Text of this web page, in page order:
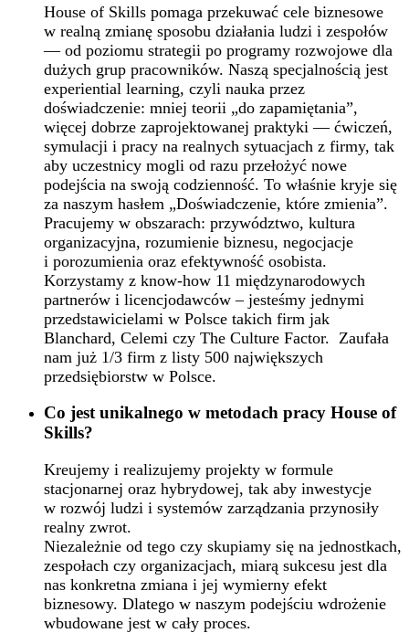
House of Skills pomaga przekuwać cele biznesowe
w realną zmianę sposobu działania ludzi i zespołów
— od poziomu strategii po programy rozwojowe dla
dużych grup pracowników. Naszą specjalnością jest
experiential learning, czyli nauka przez
doświadczenie: mniej teorii „do zapamiętania”,
więcej dobrze zaprojektowanej praktyki — ćwiczeń,
symulacji i pracy na realnych sytuacjach z firmy, tak
aby uczestnicy mogli od razu przełożyć nowe
podejścia na swoją codzienność. To właśnie kryje się
za naszym hasłem „Doświadczenie, które zmienia”.
Pracujemy w obszarach: przywództwo, kultura
organizacyjna, rozumienie biznesu, negocjacje
i porozumienia oraz efektywność osobista.
Korzystamy z know-how 11 międzynarodowych
partnerów i licencjodawców – jesteśmy jednymi
przedstawicielami w Polsce takich firm jak
Blanchard, Celemi czy The Culture Factor. Zaufała
nam już 1/3 firm z listy 500 największych
przedsiębiorstw w Polsce.
Co jest unikalnego w metodach pracy House of
Skills?
Kreujemy i realizujemy projekty w formule
stacjonarnej oraz hybrydowej, tak aby inwestycje
w rozwój ludzi i systemów zarządzania przynosiły
realny zwrot.
Niezależnie od tego czy skupiamy się na jednostkach,
zespołach czy organizacjach, miarą sukcesu jest dla
nas konkretna zmiana i jej wymierny efekt
biznesowy. Dlatego w naszym podejściu wdrożenie
wbudowane jest w cały proces.